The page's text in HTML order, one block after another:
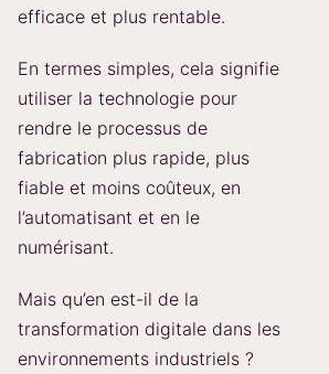
efficace et plus rentable.
En termes simples, cela signifie
utiliser la technologie pour
rendre le processus de
fabrication plus rapide, plus
fiable et moins coûteux, en
l’automatisant et en le
numérisant.
Mais qu’en est-il de la
transformation digitale dans les
environnements industriels ?